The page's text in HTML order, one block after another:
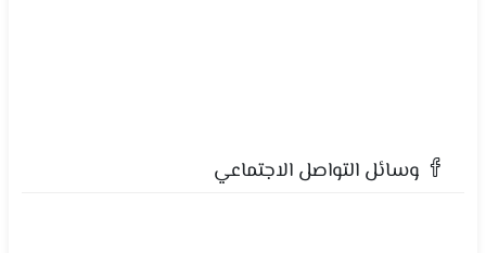
وسائل التواصل الاجتماعي